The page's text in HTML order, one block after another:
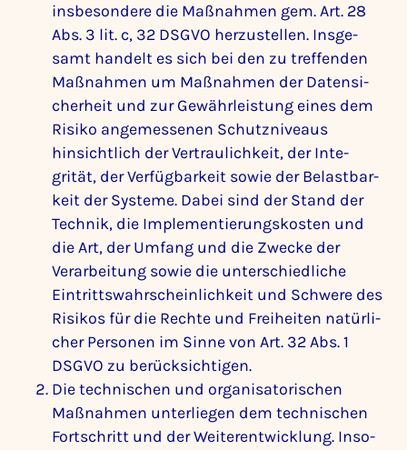
insbe­son­dere die Maßnahmen gem. Art. 28
Abs. 3 lit. c, 32 DSGVO herzu­stellen. Insge­
samt handelt es sich bei den zu tref­fenden
Maßnahmen um Maßnahmen der Daten­si­
cher­heit und zur Gewähr­leis­tung eines dem
Risiko ange­mes­senen Schutz­ni­veaus
hinsicht­lich der Vertrau­lich­keit, der Inte­
grität, der Verfüg­bar­keit sowie der Belast­bar­
keit der Systeme. Dabei sind der Stand der
Technik, die Imple­men­tie­rungs­kosten und
die Art, der Umfang und die Zwecke der
Verar­bei­tung sowie die unter­schied­liche
Eintritts­wahr­schein­lich­keit und Schwere des
Risikos für die Rechte und Frei­heiten natür­li­
cher Personen im Sinne von Art. 32 Abs. 1
DSGVO zu berück­sich­tigen.
Die tech­ni­schen und orga­ni­sa­to­ri­schen
Maßnahmen unter­liegen dem tech­ni­schen
Fort­schritt und der Weiter­ent­wick­lung. Inso­